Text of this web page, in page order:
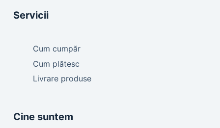
Servicii
Cum cumpăr
Cum plătesc
Livrare produse
Cine suntem